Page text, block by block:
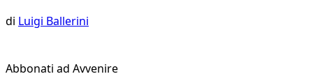
di Luigi Ballerini
Abbonati ad Avvenire